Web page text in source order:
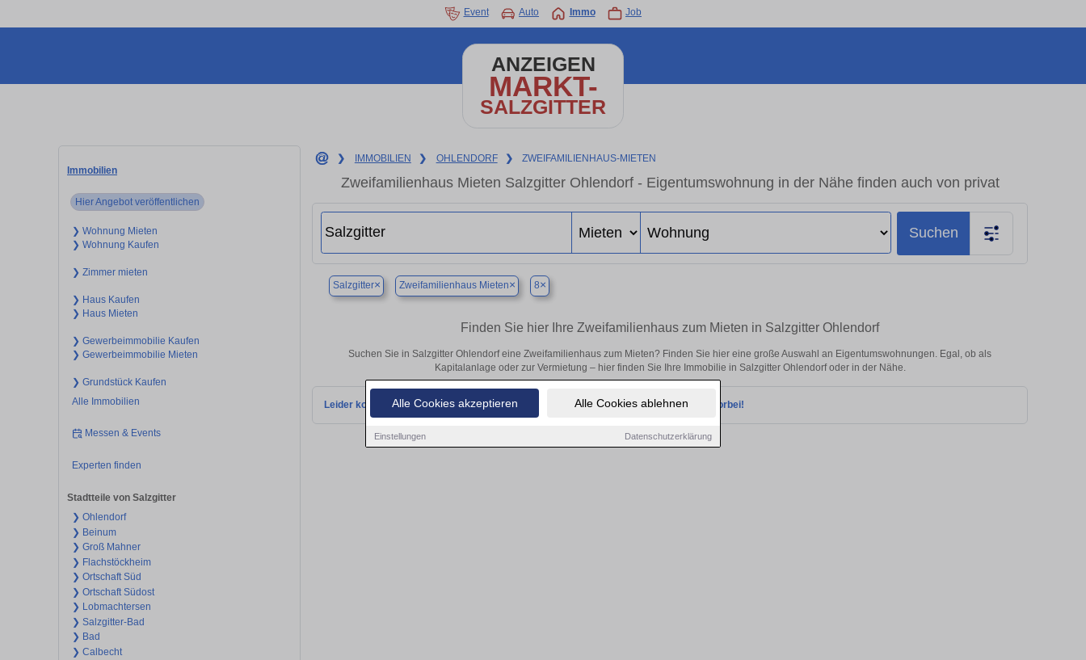
Alle Cookies akzeptieren Alle Cookies ablehnen
Einstellungen Datenschutzerklärung
Event Auto Immo Job
ANZEIGEN
MARKT-
SALZGITTER
Immobilien
Hier Angebot veröffentlichen
❯ Wohnung Mieten
❯ Wohnung Kaufen
❯ Zimmer mieten
❯ Haus Kaufen
❯ Haus Mieten
❯ Gewerbeimmobilie Kaufen
❯ Gewerbeimmobilie Mieten
❯ Grundstück Kaufen
Alle Immobilien
Messen & Events
Experten finden
Stadtteile von Salzgitter
❯ Ohlendorf
❯ Beinum
❯ Groß Mahner
❯ Flachstöckheim
❯ Ortschaft Süd
❯ Ortschaft Südost
❯ Lobmachtersen
❯ Salzgitter-Bad
❯ Bad
❯ Calbecht
❯ IMMOBILIEN ❯ OHLENDORF ❯ ZWEIFAMILIENHAUS-MIETEN
Zweifamilienhaus Mieten Salzgitter Ohlendorf - Eigentumswohnung in der Nähe finden auch von privat
Suchen
Salzgitter× Zweifamilienhaus Mieten× 8×
Finden Sie hier Ihre Zweifamilienhaus zum Mieten in Salzgitter Ohlendorf
Suchen Sie in Salzgitter Ohlendorf eine Zweifamilienhaus zum Mieten? Finden Sie hier eine große Auswahl an Eigentumswohnungen. Egal, ob als
Kapitalanlage oder zur Vermietung – hier finden Sie Ihre Immobilie in Salzgitter Ohlendorf oder in der Nähe.
Leider konnten wir derzeit keine passenden Objekte finden. Schauen Sie bald wieder vorbei!